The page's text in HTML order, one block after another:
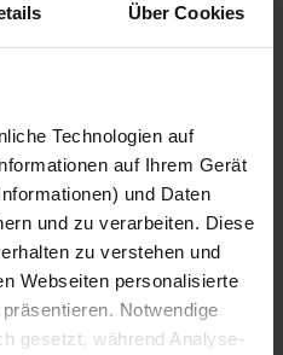
Über Cookies
Technologien auf
auf Ihrem Gerät
und Daten
und zu verarbeiten. Diese
zu verstehen und
Webseiten personalisierte
Notwendige
gesetzt, während Analyse-
TV
Dusche
Kamin/Ofen